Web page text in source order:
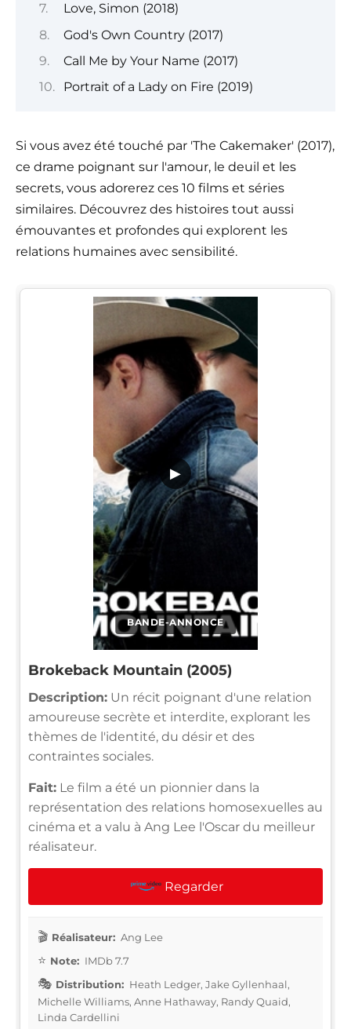
Love, Simon (2018)
God's Own Country (2017)
Call Me by Your Name (2017)
Portrait of a Lady on Fire (2019)
Si vous avez été touché par 'The Cakemaker' (2017),
ce drame poignant sur l'amour, le deuil et les
secrets, vous adorerez ces 10 films et séries
similaires. Découvrez des histoires tout aussi
émouvantes et profondes qui explorent les
relations humaines avec sensibilité.
BANDE-ANNONCE
▶
Brokeback Mountain (2005)
Description: Un récit poignant d'une relation
amoureuse secrète et interdite, explorant les
thèmes de l'identité, du désir et des
contraintes sociales.
Fait: Le film a été un pionnier dans la
représentation des relations homosexuelles au
cinéma et a valu à Ang Lee l'Oscar du meilleur
réalisateur.
Regarder
Réalisateur: Ang Lee
Note: IMDb 7.7
Distribution: Heath Ledger, Jake Gyllenhaal,
Michelle Williams, Anne Hathaway, Randy Quaid,
Linda Cardellini